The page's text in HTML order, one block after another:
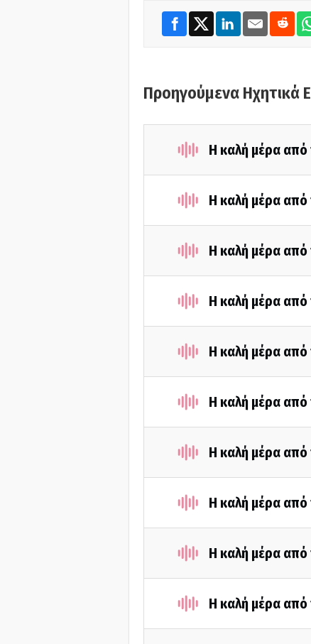
Προηγούμενα Ηχητικά
Η καλή μέρα
Η καλή μέρα
Η καλή μέρα
Η καλή μέρα
Η καλή μέρα
Η καλή μέρα από
Η καλή μέρα
Η καλή μέρα από
Η καλή μέρα
Η καλή μέρα από